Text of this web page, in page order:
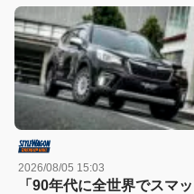
たエアロに22インチホイー
ルで武装
2026/08/05 15:03
「90年代に全世界でスマッ